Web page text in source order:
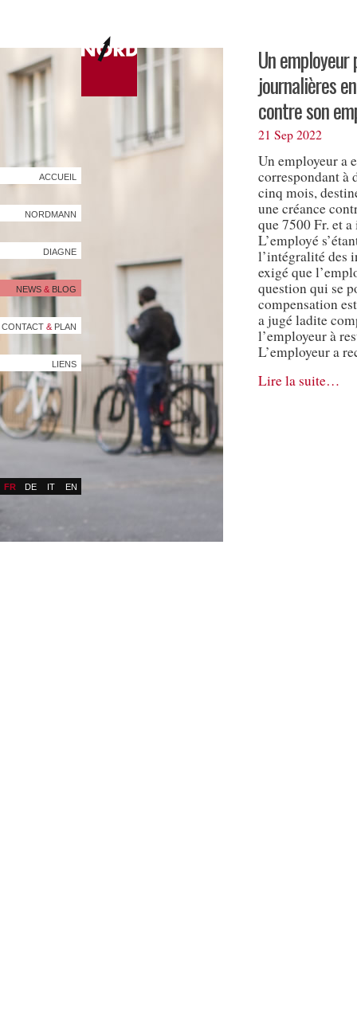
ACCUEIL
NORDMANN
DIAGNE
NEWS & BLOG
CONTACT & PLAN
LIENS
FR DE IT EN
Un
journalières
contre son
21 Sep 2022
Un employeur a
correspondant à
cinq mois,
une créance
que 7500 Fr. et
L’employé
l’intégralité des
exigé que
question qui se
compensation
a jugé ladite
l’employeur à
L’employeur a
Lire la suite…